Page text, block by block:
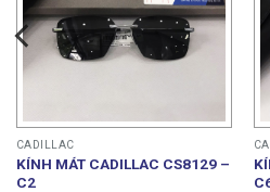
CADILLAC
KÍNH MÁT CADILLAC CS8129 –
C2